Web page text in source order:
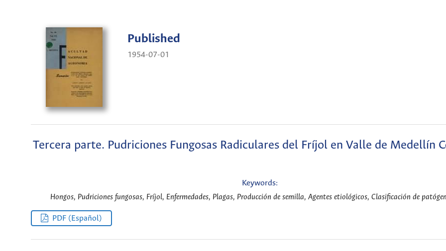
Published
1954-07-01
Tercera parte. Pudriciones Fungosas Radiculares del Fríjol en Valle de Medellín
Keywords:
Hongos, Pudriciones fungosas, Fríjol, Enfermedades, Plagas, Producción de semilla, Agentes etiológicos, Clasificación de
PDF (Español)